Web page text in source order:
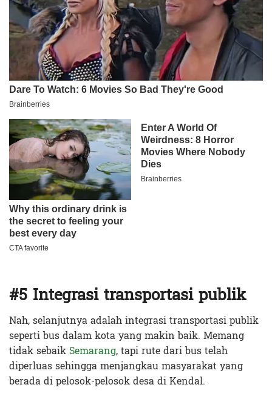
#5 Integrasi transportasi publik
Nah, selanjutnya adalah integrasi transportasi publik
seperti bus dalam kota yang makin baik. Memang
tidak sebaik Semarang, tapi rute dari bus telah
diperluas sehingga menjangkau masyarakat yang
berada di pelosok-pelosok desa di Kendal.